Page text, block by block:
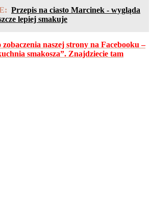
Przepis na ciasto Marcinek - wygląda
lepiej smakuje
naszej strony na Facebooku –
smakosza”. Znajdziecie tam